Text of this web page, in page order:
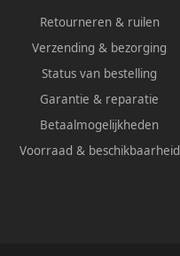
Retourneren & ruilen
Verzending & bezorging
Status van bestelling
Garantie & reparatie
Betaalmogelijkheden
Voorraad & beschikbaarheid